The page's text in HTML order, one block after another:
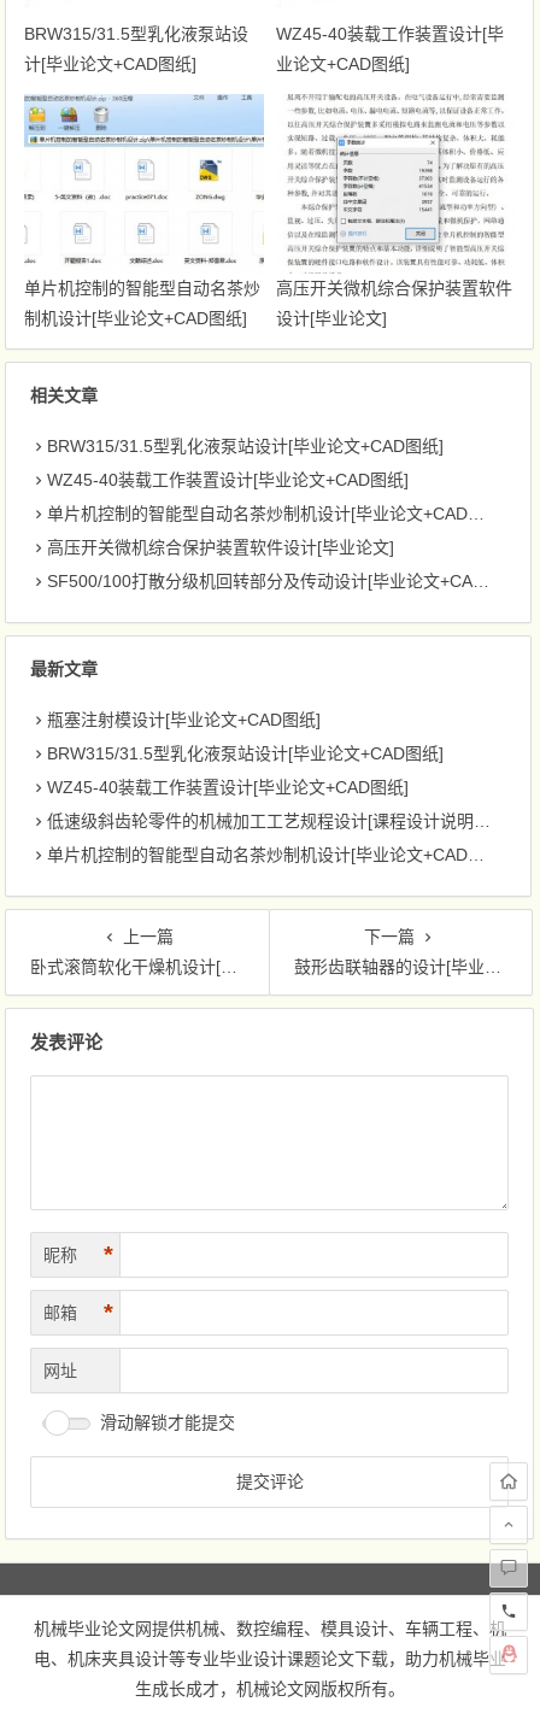
BRW315/31.5型乳化液泵站设
计[毕业论文+CAD图纸]
WZ45-40装载工作装置设计[毕
业论文+CAD图纸]
单片机控制的智能型自动名茶炒
制机设计[毕业论文+CAD图纸]
高压开关微机综合保护装置软件
设计[毕业论文]
相关文章
BRW315/31.5型乳化液泵站设计[毕业论文+CAD图纸]
WZ45-40装载工作装置设计[毕业论文+CAD图纸]
单片机控制的智能型自动名茶炒制机设计[毕业论文+CAD图纸]
高压开关微机综合保护装置软件设计[毕业论文]
SF500/100打散分级机回转部分及传动设计[毕业论文+CAD图纸]
最新文章
瓶塞注射模设计[毕业论文+CAD图纸]
BRW315/31.5型乳化液泵站设计[毕业论文+CAD图纸]
WZ45-40装载工作装置设计[毕业论文+CAD图纸]
低速级斜齿轮零件的机械加工工艺规程设计[课程设计说明书+CAD图纸]
单片机控制的智能型自动名茶炒制机设计[毕业论文+CAD图纸]
上一篇
卧式滚筒软化干燥机设计[毕业论文+CAD图纸]
下一篇
鼓形齿联轴器的设计[毕业论文+CAD图纸]
发表评论
昵称 *
邮箱 *
网址
滑动解锁才能提交
机械毕业论文网提供机械、数控编程、模具设计、车辆工程、机
电、机床夹具设计等专业毕业设计课题论文下载，助力机械毕业
生成长成才， 机械论文网版权所有。